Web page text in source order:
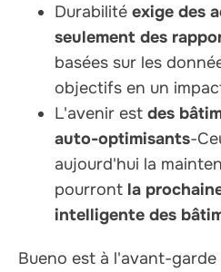
Durabilité exige des
seulement des
basées sur les
objectifs en un
L'avenir est des
auto-optimisants-
aujourd'hui la
pourront la
intelligente des
Bueno est à l'avant-